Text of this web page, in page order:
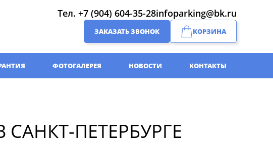
Тел. +7 (904) 604-35-28infoparking@bk.ru
ЗАКАЗАТЬ ЗВОНОК КОРЗИНА
ФОТОГАЛЕРЕЯ НОВОСТИ КОНТАКТЫ
ПЕТЕРБУРГЕ